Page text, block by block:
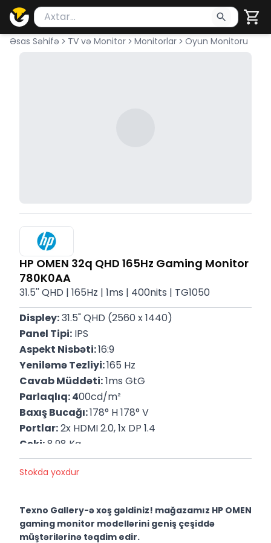
Məhsul axtar
Axtarış üçün ən azı 2 simvol yazın. Göndərmək
Əsas Səhifə TV və Monitor Monitorlar Oyun Monitoru
HP OMEN 32q QHD 165Hz Gaming Monitor
780K0AA
31.5'' QHD | 165Hz | 1ms | 400nits | TG1050
Displey: 31.5" QHD (2560 x 1440)
Panel Tipi: IPS
Aspekt Nisbəti: 16:9
Yeniləmə Tezliyi: 165 Hz
Cavab Müddəti: 1ms GtG
Parlaqlıq: 400cd/m²
Baxış Bucağı: 178° H 178° V
Portlar: 2x HDMI 2.0, 1x DP 1.4
Çəki: 8.98 Kq
P/N: 780K0AA
Zəmanət: 12 Ay
Stokda yoxdur
Texno Gallery-ə xoş gəldiniz! mağazamız HP OMEN
gaming monitor modellərini geniş çeşiddə
müştərilərinə təqdim edir.